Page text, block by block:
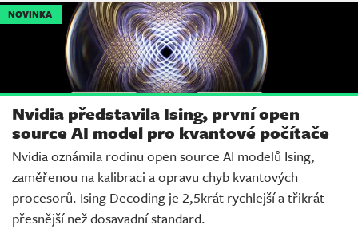
NOVINKA
Nvidia představila Ising, první open
source AI model pro kvantové počítače
Nvidia oznámila rodinu open source AI modelů Ising,
zaměřenou na kalibraci a opravu chyb kvantových
procesorů. Ising Decoding je 2,5krát rychlejší a třikrát
přesnější než dosavadní standard.